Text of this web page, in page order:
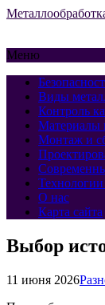
Меню
Виды
Контроль
Материалы
Монтаж и
О нас
Карта сайта
Выбор
11 июня 2026